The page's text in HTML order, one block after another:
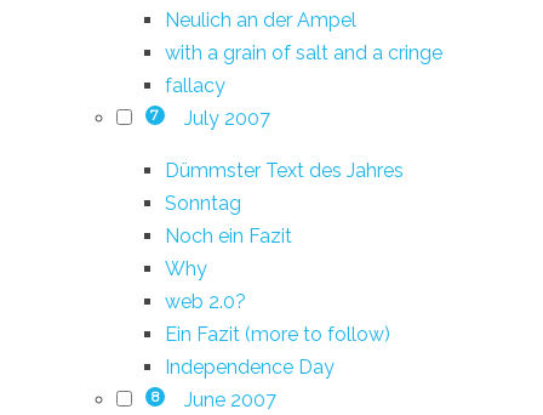
Neulich an der Ampel
with a grain of salt and a cringe
fallacy
7 July 2007
Dümmster Text des Jahres
Sonntag
Noch ein Fazit
Why
web 2.0?
Ein Fazit (more to follow)
Independence Day
8 June 2007